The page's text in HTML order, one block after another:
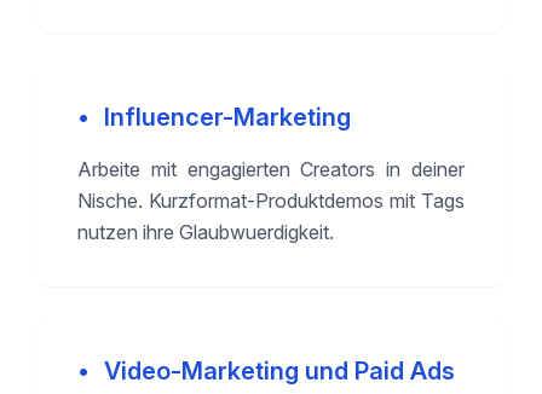
• Influencer-Marketing
Arbeite mit engagierten Creators in deiner
Nische. Kurzformat-Produktdemos mit Tags
nutzen ihre Glaubwuerdigkeit.
• Video-Marketing und Paid Ads